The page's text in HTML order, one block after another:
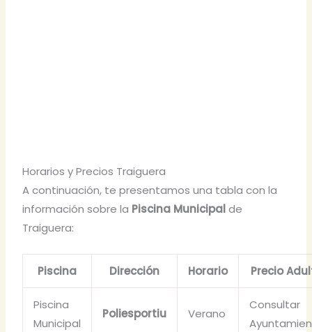
Horarios y Precios Traiguera
A continuación, te presentamos una tabla con la
información sobre la Piscina Municipalde
Traiguera:
Piscina Dirección Horario Precio
Piscina
Municipal
Poliesportiu Verano
Consultar